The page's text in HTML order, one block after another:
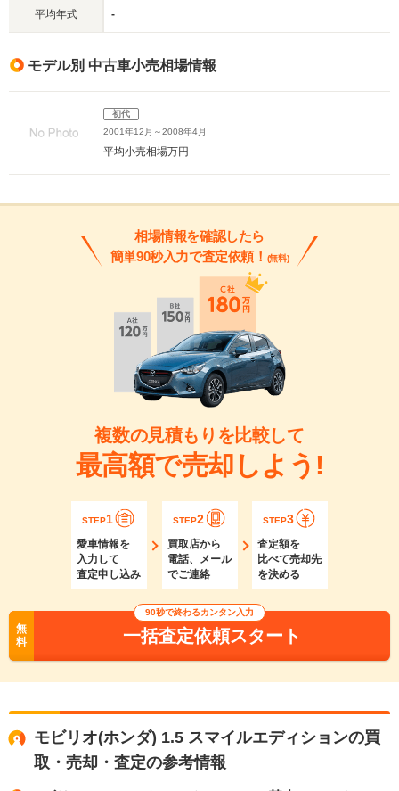
平均年式 -
モデル別 中古車小売相場情報
初代
2001年12月～2008年4月
平均小売相場万円
相場情報を確認したら
簡単90秒入力で査定依頼！ (無料)
複数の見積もりを比較して
最高額で売却しよう!
STEP1
愛車情報を
入力して
査定申し込み
STEP2
買取店から
電話、メール
でご連絡
STEP3
査定額を
比べて売却先
を決める
無
料
90秒で終わるカンタン入力
一括査定依頼スタート
モビリオ(ホンダ) 1.5 スマイルエディションの買
取・売却・査定の参考情報